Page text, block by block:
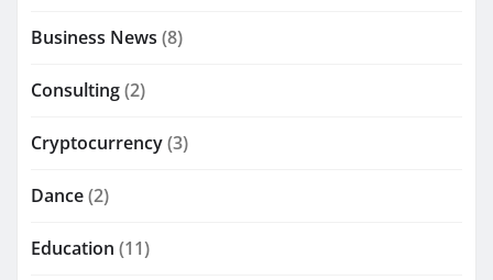
Business News (8)
Consulting(2)
Cryptocurrency(3)
Dance(2)
Education (11)